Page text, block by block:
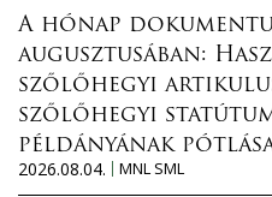
A hónap
augusztusában:
szőlőhegyi
szőlőhegyi
példányának
2026.08.04.
MNL SML